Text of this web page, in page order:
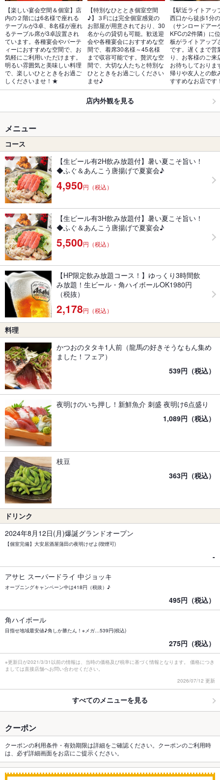
【楽しい宴会空間＆個室】店
内の２階には6名様で座れる
テーブルが3卓、8名様が座れ
るテーブル席が3卓設置され
ています。各種宴会やパーテ
ィーにおすすめな空間で、お
気軽にご利用いただけます。
明るい雰囲気と美味しい料理
で、楽しいひとときをお過ご
しくださいませ！★
【特別なひととき個室空間
♪】３Fには完全個室感覚の
お部屋が用意されており、30
名からの貸切も可能。歓送迎
会や各種宴会におすすめな空
間で、着席30名様～45名様
まで収容可能です。贅沢な空
間で、大切な人たちと特別な
ひとときをお過ごしください
ませ♪
【駅近ライトア
西口から徒歩1分
（サンロードア
KFCの2件隣）に
板がライトアップ
です。遅くまで営
り、お客様のご来
お待ちしておりま
帰りや友人との飲
すすめなお店で
店内外観を見る
メニュー
コース
【生ビール有2H飲み放題付】暑い夏こそ旨い！
◆ふぐ＆あんこう唐揚げで夏宴会♪
4,950円（税込）
【生ビール有3H飲み放題付】暑い夏こそ旨い！
◆ふぐ＆あんこう唐揚げで夏宴会♪
5,500円（税込）
【HP限定飲み放題コース！】ゆっくり3時間飲
み放題！生ビール・角ハイボールOK1980円
（税抜）
2,178円（税込）
料理
かつおのタタキ1人前（龍馬の好きそうなもん集め
ました！フェア）
539円（税込）
夜明けのいち押し！新鮮魚介 刺盛 夜明け6点盛り
1,089円（税込）
枝豆
363円（税込）
ドリンク
2024年8月12日(月)爆誕グランドオープン
【個室完備】大安居酒屋蒲田の夜明けぜよ(喫煙可)
-
アサヒ スーパードライ 中ジョッキ
オープニングキャンペーン中は418円（税抜）♪
495円（税込）
角ハイボール
目指せ地域最安値♪角しか勝たん！※メガ…539円(税込)
275円（税込）
※更新日が2021/3/31以前の情報は、当時の価格及び税率に基づく情報となります。 価格につき
ましては直接店舗へお問い合わせください。
2026/07/12 更新
すべてのメニューを見る
クーポン
クーポンの利用条件・有効期限は詳細をご確認ください。クーポンのご利用時
は、必ず詳細画面をお店にご提示ください。